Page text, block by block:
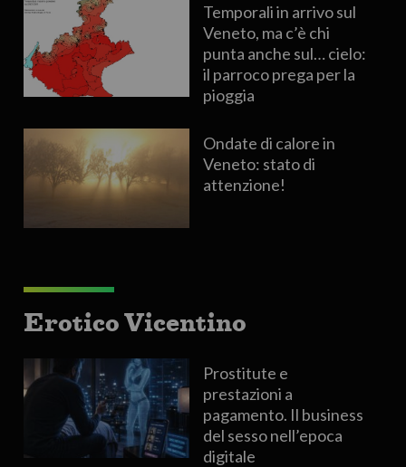
Temporali in arrivo sul
Veneto, ma c’è chi
punta anche sul… cielo:
il parroco prega per la
pioggia
Ondate di calore in
Veneto: stato di
attenzione!
Erotico Vicentino
Prostitute e
prestazioni a
pagamento. Il business
del sesso nell’epoca
digitale